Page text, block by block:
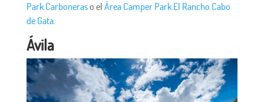
Park Carboneraso el Área Camper Park El Rancho Cabo
de Gata.
Ávila